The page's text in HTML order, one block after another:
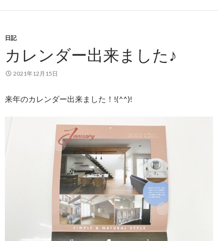
日記
カレンダー出来ました♪
2021年12月15日
来年のカレンダー出来ました！!(^^)!